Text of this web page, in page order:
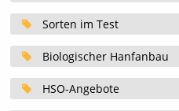
Sorten im Test
Biologischer Hanfanbau
HSO-Angebote